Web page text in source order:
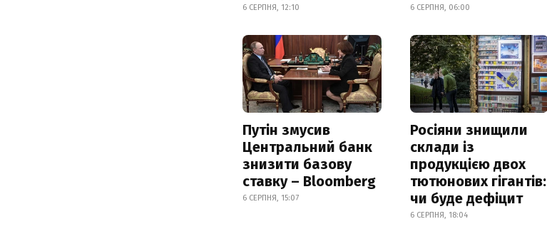
6 СЕРПНЯ, 12:10 6 СЕРПНЯ, 06:00
Путін змусив
Центральний банк
знизити базову
ставку – Bloomberg
6 СЕРПНЯ, 15:07
Росіяни знищили
склади із
продукцією двох
тютюнових гігантів:
чи буде дефіцит
6 СЕРПНЯ, 18:04